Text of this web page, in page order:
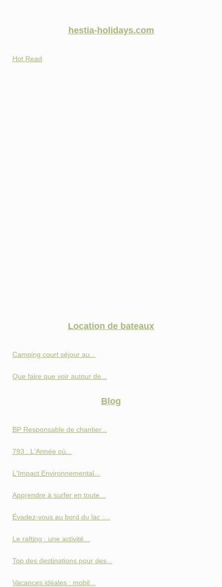
hestia-holidays.com
Hot Read
Location de bateaux
Camping court séjour au...
Que faire que voir autour de...
Blog
BP Responsable de chantier...
793 : L'Année où...
L'Impact Environnemental...
Apprendre à surfer en toute...
Évadez-vous au bord du lac :...
Le rafting : une activité...
Top des destinations pour des...
Vacances idéales : mobil...